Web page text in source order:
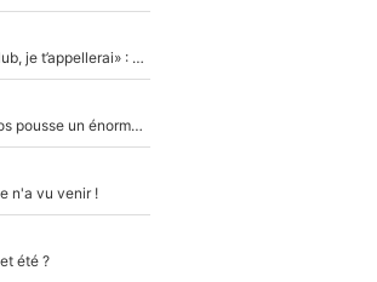
Mercato - OM - «Dès que je prends un club, je t’appellerai» : La promesse de Marcelino au moment de claquer la porte
Victime de racisme contre Murray, Kyrgios pousse un énorme coup de gueule !
n'a vu venir !
été ?